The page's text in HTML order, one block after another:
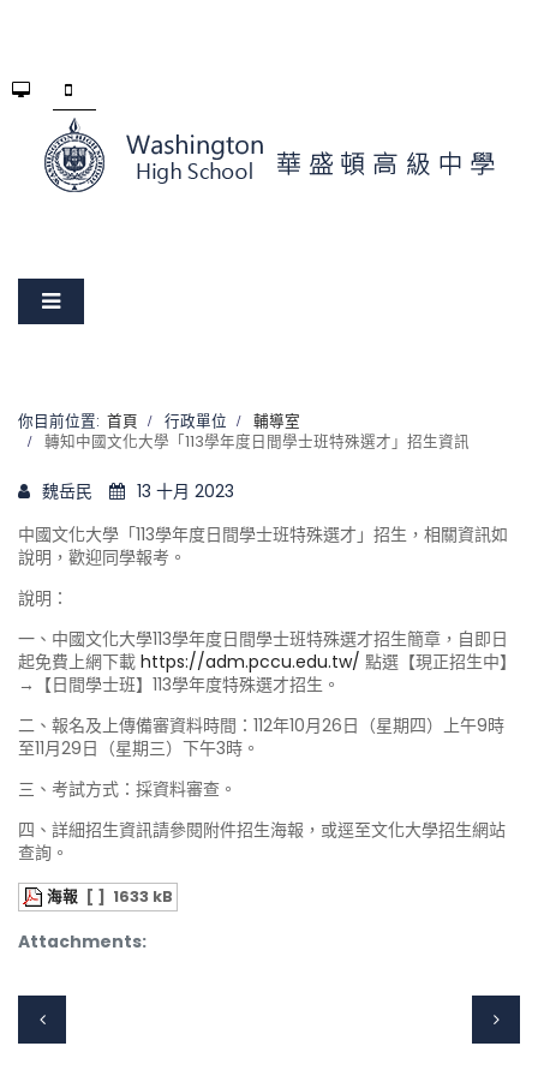
你目前位置: 首頁 行政單位
輔導室
轉知中國文化大學「113學年度日間學士班特殊選才」招生資訊
魏岳民
13 十月 2023
中國文化大學「113學年度日間學士班特殊選才」招生，相關資訊如
說明，歡迎同學報考。
說明：
一、中國文化大學113學年度日間學士班特殊選才招生簡章，自即日
起免費上網下載 https://adm.pccu.edu.tw/ 點選【現正招生中】
→【日間學士班】113學年度特殊選才招生。
二、報名及上傳備審資料時間：112年10月26日（星期四）上午9時
至11月29日（星期三）下午3時。
三、考試方式：採資料審查。
四、詳細招生資訊請參閱附件招生海報，或逕至文化大學招生網站
查詢。
Attachments:
海報 [ ] 1633 kB